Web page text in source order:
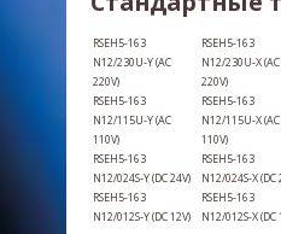
RSEH5-163
N12/230U-Y (AC
220V)
RSEH5-163
N12/115U-Y (AC
110V)
RSEH5-163
N12/024S-Y (DC 24V)
RSEH5-163
N12/012S-Y (DC 12V)
RSEH5-163
N12/230U-X (AC
220V)
RSEH5-163
N12/115U-X (AC
110V)
RSEH5-163
N12/024S-X (DC
RSEH5-163
N12/012S-X (DC